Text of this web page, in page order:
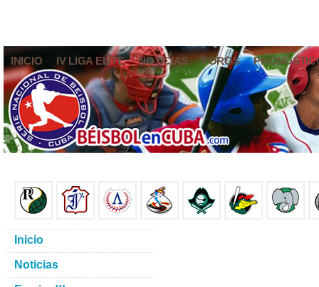
INICIO IV LIGA ELITE NOTICIAS FOROS
Inicio
Noticias